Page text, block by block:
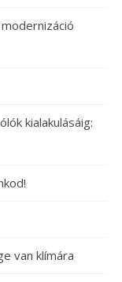
kialakulásáig:
van klímára